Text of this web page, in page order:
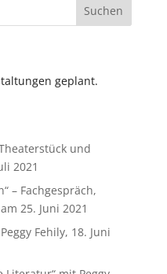
geplant.
Theaterstück und
2021
– Fachgespräch,
25. Juni 2021
Fehily, 18. Juni